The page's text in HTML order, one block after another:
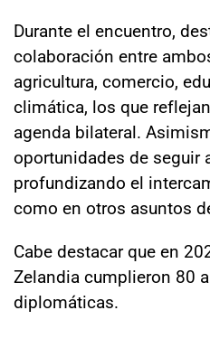
Durante el encuentro,
colaboración entre
agricultura, comercio,
climática, los que
agenda bilateral.
oportunidades de seguir
profundizando el
como en otros asuntos
Cabe destacar que en
Zelandia cumplieron 80
diplomáticas.